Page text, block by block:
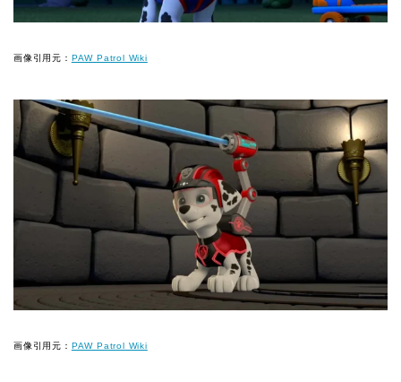
画像引用元： PAW Patrol Wiki
画像引用元： PAW Patrol Wiki